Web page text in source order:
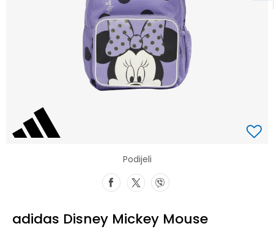
Podijeli
adidas Disney Mickey Mouse